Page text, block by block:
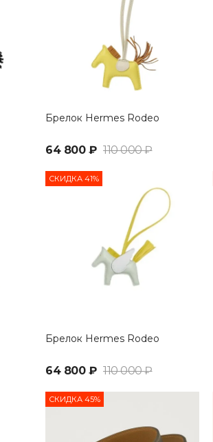
Брелок Hermes Rodeo
64 800 ₽ 110 000 ₽
СКИДКА 41%
Брелок Hermes Rodeo
64 800 ₽ 110 000 ₽
СКИДКА 45%